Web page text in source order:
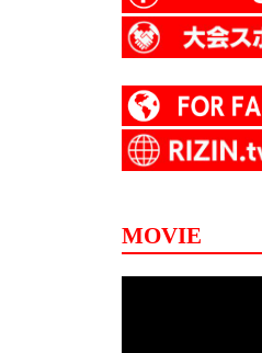
MOVIE